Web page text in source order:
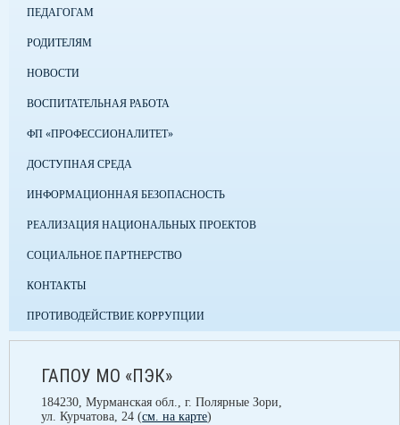
ПЕДАГОГАМ
РОДИТЕЛЯМ
НОВОСТИ
ВОСПИТАТЕЛЬНАЯ РАБОТА
ФП «ПРОФЕССИОНАЛИТЕТ»
ДОСТУПНАЯ СРЕДА
ИНФОРМАЦИОННАЯ БЕЗОПАСНОСТЬ
РЕАЛИЗАЦИЯ НАЦИОНАЛЬНЫХ ПРОЕКТОВ
СОЦИАЛЬНОЕ ПАРТНЕРСТВО
КОНТАКТЫ
ПРОТИВОДЕЙСТВИЕ КОРРУПЦИИ
ГАПОУ МО «ПЭК»
184230, Мурманская обл., г. Полярные Зори,
ул. Курчатова, 24 (см. на карте)